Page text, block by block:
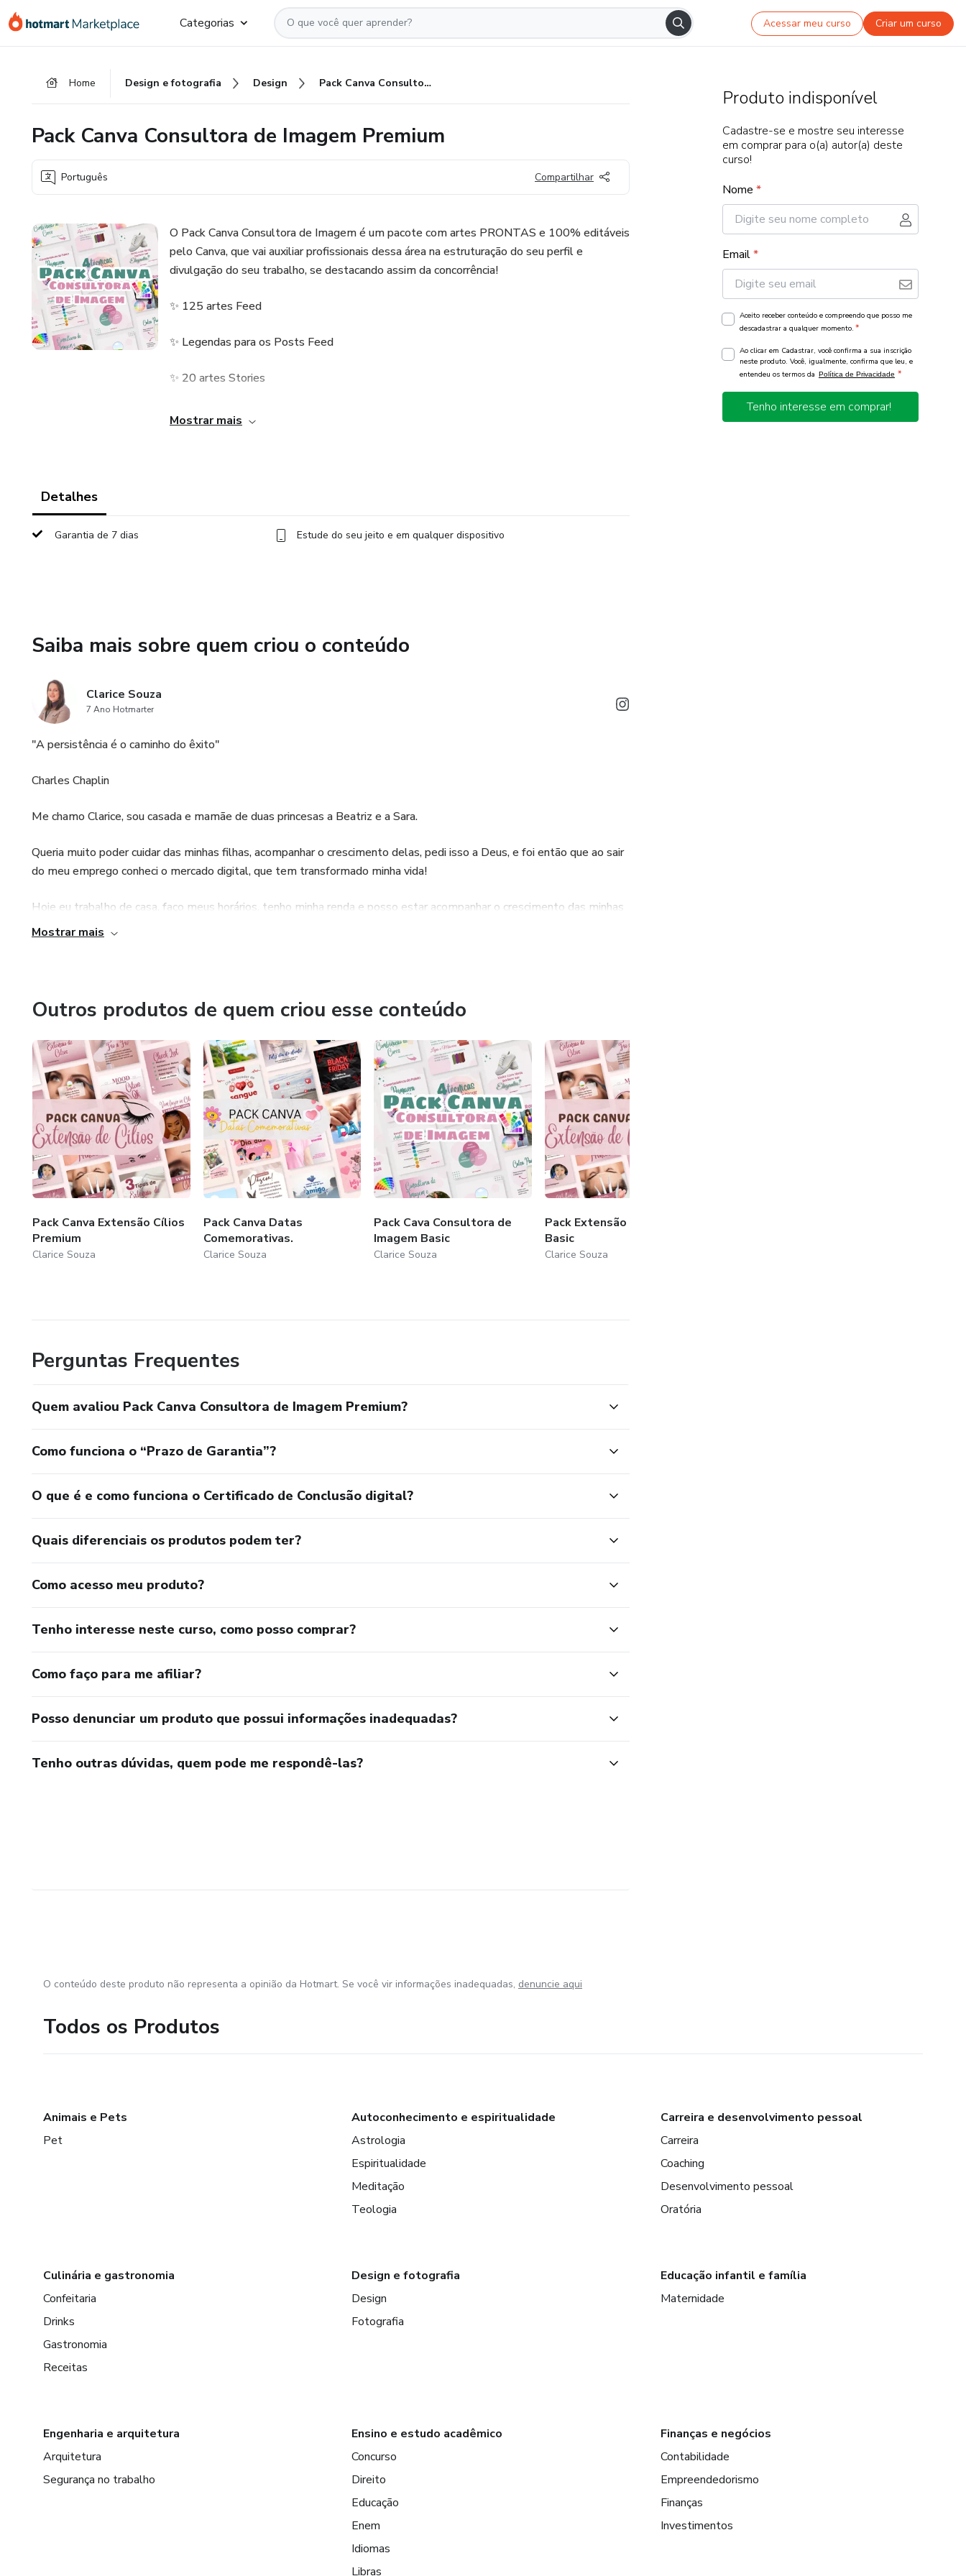
para
para
para
Categorias Acessar meu curso Criar um curso
Home Design e fotografia Design Pack Canva Consultora de Imagem Premium
Pack Canva Consultora de Imagem Premium
Português Compartilhar
O Pack Canva Consultora de Imagem é um pacote com artes PRONTAS e 100% editáveis
pelo Canva, que vai auxiliar profissionais dessa área na estruturação do seu perfil e
divulgação do seu trabalho, se destacando assim da concorrência!
✨ 125 artes Feed
✨ Legendas para os Posts Feed
✨ 20 artes Stories
✨ Capas de Destaques
Mostrar mais
Detalhes
Garantia de 7 dias Estude do seu jeito e em qualquer dispositivo
Saiba mais sobre quem criou o conteúdo
Clarice Souza
7 Ano Hotmarter
"A persistência é o caminho do êxito"
Charles Chaplin
Me chamo Clarice, sou casada e mamãe de duas princesas a Beatriz e a Sara.
Queria muito poder cuidar das minhas filhas, acompanhar o crescimento delas, pedi isso a Deus, e foi então que ao sair
do meu emprego conheci o mercado digital, que tem transformado minha vida!
Hoje eu trabalho de casa, faço meus horários, tenho minha renda e posso estar acompanhar o crescimento das minhas
filhas.
Mostrar mais
Outros produtos de quem criou esse conteúdo
Pack Canva Extensão Cílios
Premium
Clarice Souza
Pack Canva Datas
Comemorativas.
Clarice Souza
Pack Cava Consultora de
Imagem Basic
Clarice Souza
Pack Extensão de Cílios
Basic
Clarice Souza
Perguntas Frequentes
Quem avaliou Pack Canva Consultora de Imagem Premium?
Como funciona o “Prazo de Garantia”?
O que é e como funciona o Certificado de Conclusão digital?
Quais diferenciais os produtos podem ter?
Como acesso meu produto?
Tenho interesse neste curso, como posso comprar?
Como faço para me afiliar?
Posso denunciar um produto que possui informações inadequadas?
Tenho outras dúvidas, quem pode me respondê-las?
Produto indisponível
Cadastre-se e mostre seu interesse
em comprar para o(a) autor(a) deste
curso!
Nome *
Email*
Aceito receber conteúdo e compreendo que posso me
descadastrar a qualquer momento. *
Ao clicar em Cadastrar, você confirma a sua inscrição
neste produto. Você, igualmente, confirma que leu, e
entendeu os termos da Política de Privacidade *
Tenho interesse em comprar!
O conteúdo deste produto não representa a opinião da Hotmart. Se você vir informações inadequadas, denuncie aqui
Todos os Produtos
Animais e Pets
Pet
Autoconhecimento e espiritualidade
Astrologia
Espiritualidade
Meditação
Teologia
Carreira e desenvolvimento pessoal
Carreira
Coaching
Desenvolvimento pessoal
Oratória
Culinária e gastronomia
Confeitaria
Drinks
Gastronomia
Receitas
Design e fotografia
Design
Fotografia
Educação infantil e família
Maternidade
Engenharia e arquitetura
Arquitetura
Segurança no trabalho
Ensino e estudo acadêmico
Concurso
Direito
Educação
Enem
Idiomas
Libras
Finanças e negócios
Contabilidade
Empreendedorismo
Finanças
Investimentos